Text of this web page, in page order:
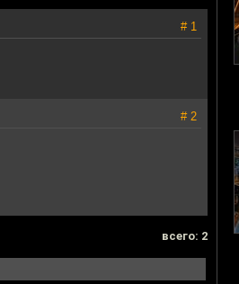
# 1
# 2
всего: 2